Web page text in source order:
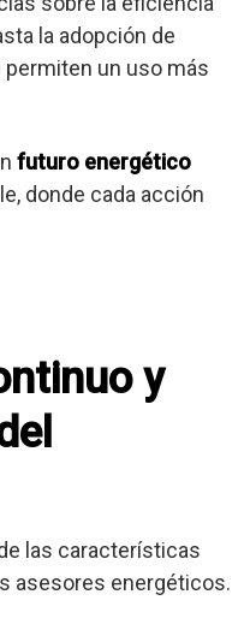
la adopción de
un uso más
futuro energético
donde cada acción
y
las características
asesores energéticos.